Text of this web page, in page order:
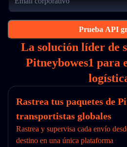
Prueba API
La solución líder de
Pitneybowes1 para
Rastrea tus paquetes de
transportistas globales
Rastrea y supervisa cada envío
destino en una única plataforma